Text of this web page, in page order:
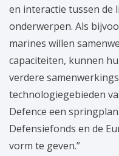
en interactie tussen de
onderwerpen. Als
marines willen
capaciteiten, kunnen
verdere
technologiegebieden
Defence een
Defensiefonds en de
vorm te geven.”